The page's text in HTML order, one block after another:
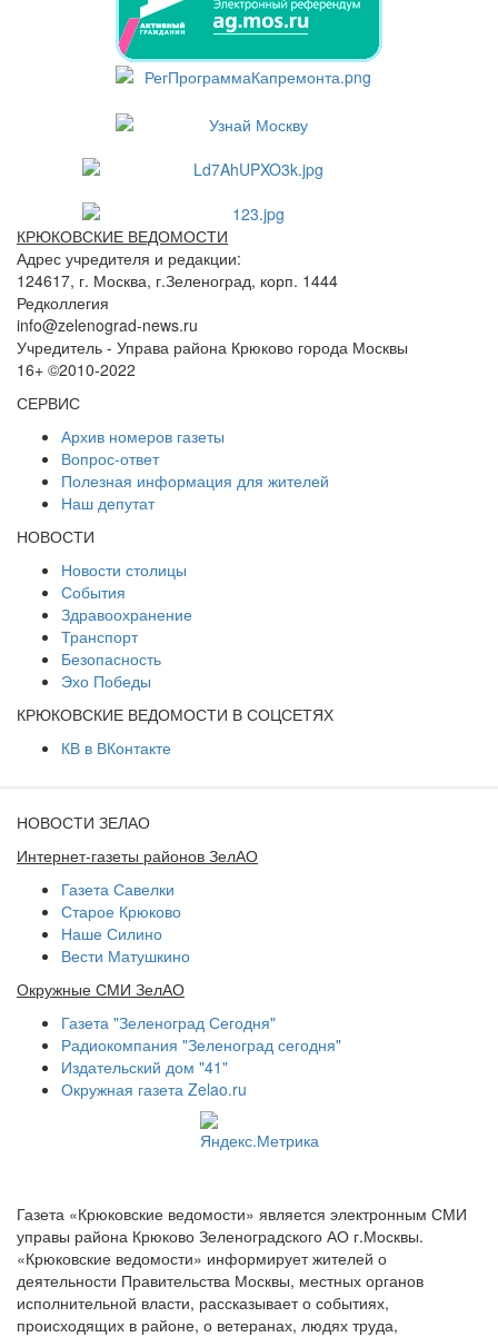
КРЮКОВСКИЕ ВЕДОМОСТИ
Адрес учредителя и редакции:
124617, г. Москва, г.Зеленоград, корп. 1444
Редколлегия
info@zelenograd-news.ru
Учредитель - Управа района Крюково города Москвы
16+ ©2010-2022
СЕРВИС
Архив номеров газеты
Вопрос-ответ
Полезная информация для жителей
Наш депутат
НОВОСТИ
Новости столицы
События
Здравоохранение
Транспорт
Безопасность
Эхо Победы
КРЮКОВСКИЕ ВЕДОМОСТИ В СОЦСЕТЯХ
КВ в ВКонтакте
НОВОСТИ ЗЕЛАО
Интернет-газеты районов ЗелАО
Газета Савелки
Старое Крюково
Наше Силино
Вести Матушкино
Окружные СМИ ЗелАО
Газета "Зеленоград Сегодня"
Радиокомпания "Зеленоград сегодня"
Издательский дом "41"
Окружная газета Zelao.ru
Газета «Крюковские ведомости» является электронным СМИ
управы района Крюково Зеленоградского АО г.Москвы.
«Крюковские ведомости» информирует жителей о
деятельности Правительства Москвы, местных органов
исполнительной власти, рассказывает о событиях,
происходящих в районе, о ветеранах, людях труда,